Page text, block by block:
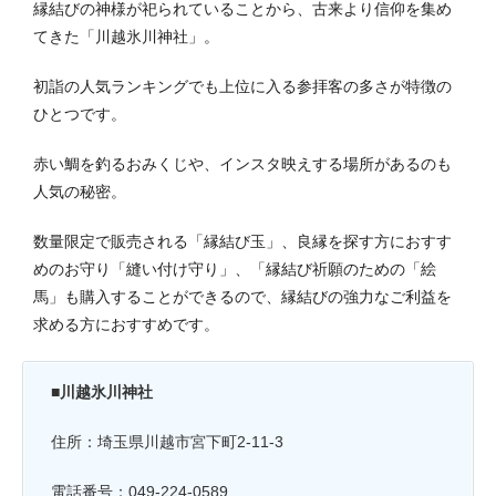
縁結びの神様が祀られていることから、古来より信仰を集め
てきた「川越氷川神社」。
初詣の人気ランキングでも上位に入る参拝客の多さが特徴の
ひとつです。
赤い鯛を釣るおみくじや、インスタ映えする場所があるのも
人気の秘密。
数量限定で販売される「縁結び玉」、良縁を探す方におすす
めのお守り「縫い付け守り」、「縁結び祈願のための「絵
馬」も購入することができるので、縁結びの強力なご利益を
求める方におすすめです。
■川越氷川神社
住所：埼玉県川越市宮下町2-11-3
電話番号：049-224-0589